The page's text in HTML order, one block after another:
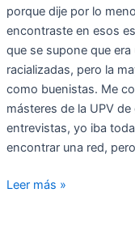
porque dije por lo
encontraste en esos
que se supone que
racializadas, pero la
como buenistas. Me
másteres de la UPV
entrevistas, yo iba
encontrar una red, pero
Leer más »